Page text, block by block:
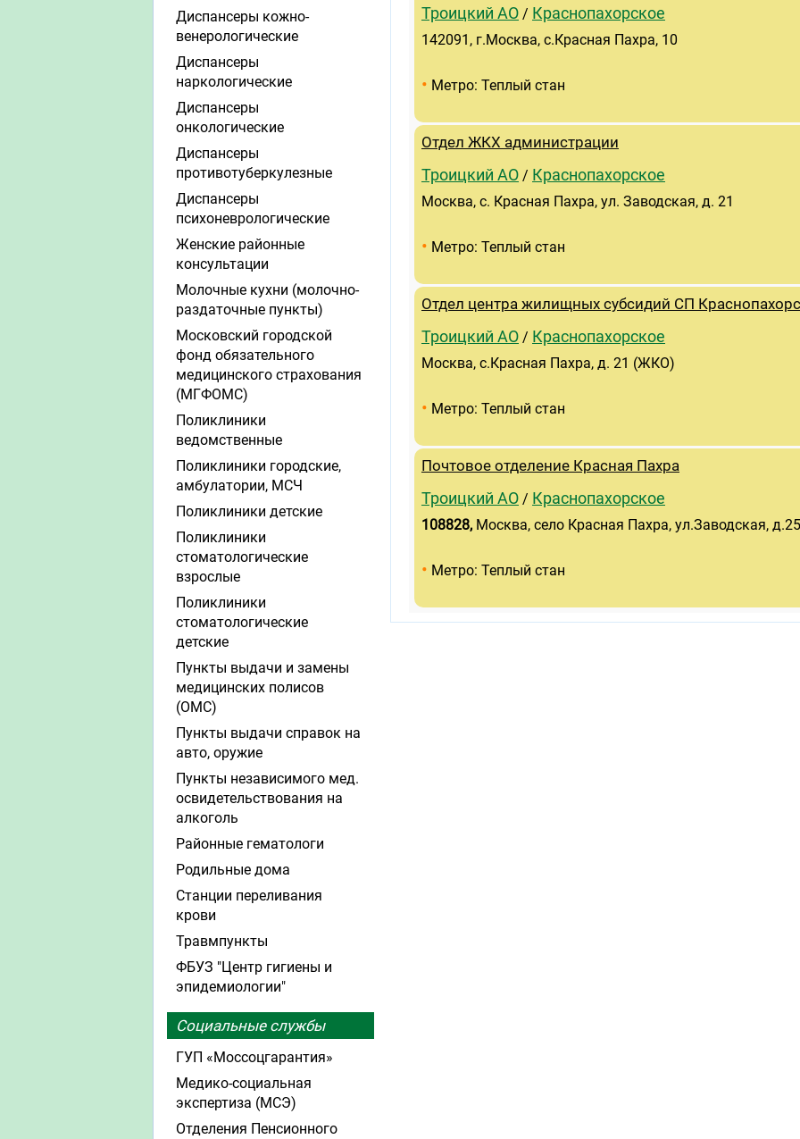
Троицкий АО / Краснопахорское
142091, г.Москва, с.Красная Пахра, 10
• Метро: Теплый стан
Отдел ЖКХ администрации
Троицкий АО / Краснопахорское
Москва, с. Красная Пахра, ул. Заводская, д. 21
• Метро: Теплый стан
Отдел центра жилищных субсидий СП
Троицкий АО / Краснопахорское
Москва, с.Красная Пахра, д. 21 (ЖКО)
• Метро: Теплый стан
Почтовое отделение Красная Пахра
Троицкий АО / Краснопахорское
108828, Москва, село Красная Пахра, ул.Заводская, д.25
• Метро: Теплый стан
Диспансеры кожно-
венерологические
Диспансеры
наркологические
Диспансеры
онкологические
Диспансеры
противотуберкулезные
Диспансеры
психоневрологические
Женские районные
консультации
Молочные кухни (молочно-
раздаточные пункты)
Московский городской
фонд обязательного
медицинского страхования
(МГФОМС)
Поликлиники
ведомственные
Поликлиники городские,
амбулатории, МСЧ
Поликлиники детские
Поликлиники
стоматологические
взрослые
Поликлиники
стоматологические
детские
Пункты выдачи и замены
медицинских полисов
(ОМС)
Пункты выдачи справок на
авто, оружие
Пункты независимого мед.
освидетельствования на
алкоголь
Районные гематологи
Родильные дома
Станции переливания
крови
Травмпункты
ФБУЗ "Центр гигиены и
эпидемиологии"
Социальные службы
ГУП «Моссоцгарантия»
Медико-социальная
экспертиза (МСЭ)
Отделения Пенсионного